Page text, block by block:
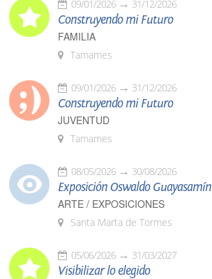
09/01/2026 31/12/2026
Construyendo mi Futuro
FAMILIA
Tamames
09/01/2026 31/12/2026
Construyendo mi Futuro
JUVENTUD
Tamames
08/05/2026 30/08/2026
Exposición Oswaldo Guayasamín
ARTE / EXPOSICIONES
Santa Marta de Tormes
05/06/2026 31/03/2027
Visibilizar lo elegido